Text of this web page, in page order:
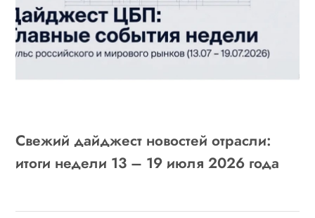
Свежий дайджест новостей отрасли:
итоги недели 13 – 19 июля 2026 года